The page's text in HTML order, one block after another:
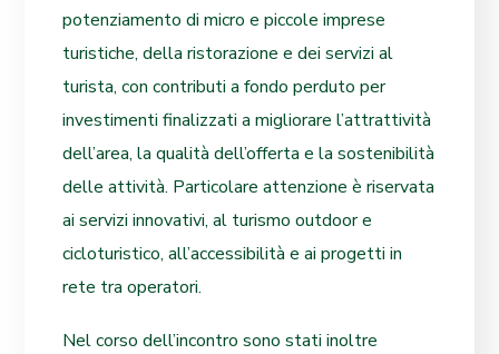
potenziamento di micro e piccole imprese
turistiche, della ristorazione e dei servizi al
turista, con contributi a fondo perduto per
investimenti finalizzati a migliorare l’attrattività
dell’area, la qualità dell’offerta e la sostenibilità
delle attività. Particolare attenzione è riservata
ai servizi innovativi, al turismo outdoor e
cicloturistico, all’accessibilità e ai progetti in
rete tra operatori.
Nel corso dell’incontro sono stati inoltre